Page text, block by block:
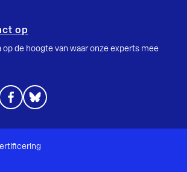
op
op de hoogte van waar onze experts mee